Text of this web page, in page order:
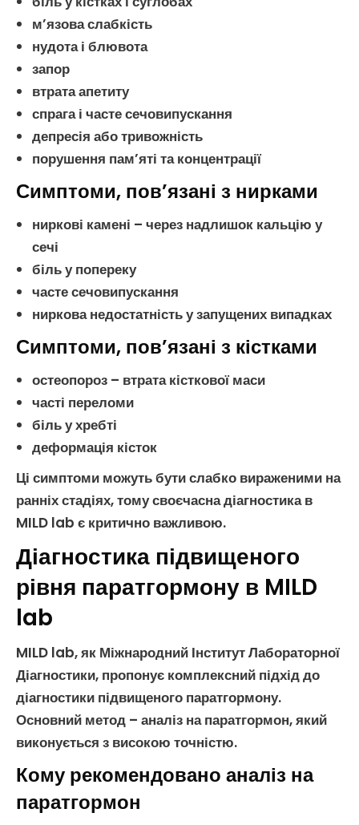
м’язова слабкість
нудота і блювота
запор
втрата апетиту
спрага і часте сечовипускання
депресія або тривожність
порушення пам’яті та концентрації
Симптоми, пов’язані з нирками
ниркові камені – через надлишок кальцію у
сечі
біль у попереку
часте сечовипускання
ниркова недостатністьу запущених випадках
Симптоми, пов’язані з кістками
остеопороз – втрата кісткової маси
часті переломи
біль у хребті
деформація кісток
Ці симптоми можуть бути слабко вираженими на
ранніх стадіях, тому своєчасна діагностика в
MILD lab є критично важливою.
Діагностика підвищеного
рівня паратгормону в MILD
lab
MILD lab, як Міжнародний Інститут Лабораторної
Діагностики, пропонує комплексний підхід до
діагностики підвищеного паратгормону.
Основний метод – аналіз на паратгормон, який
виконується з високою точністю.
Кому рекомендовано аналіз на
паратгормон